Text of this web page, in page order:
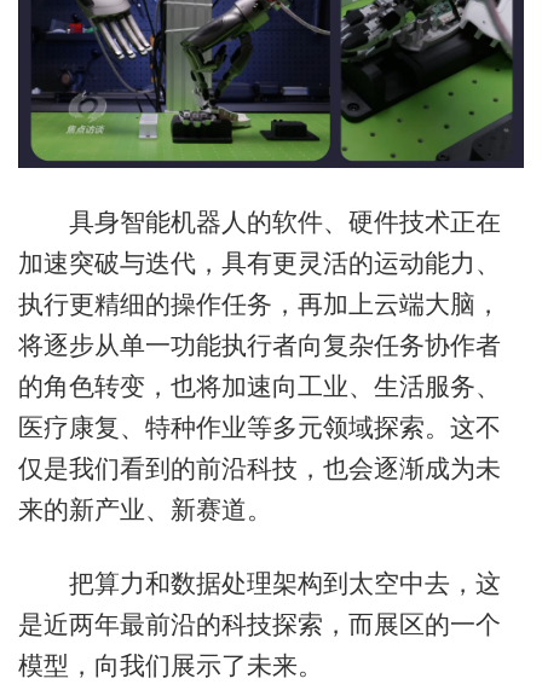
具身智能机器人的软件、硬件技术正在
加速突破与迭代，具有更灵活的运动能力、
执行更精细的操作任务，再加上云端大脑，
将逐步从单一功能执行者向复杂任务协作者
的角色转变，也将加速向工业、生活服务、
医疗康复、特种作业等多元领域探索。这不
仅是我们看到的前沿科技，也会逐渐成为未
来的新产业、新赛道。
把算力和数据处理架构到太空中去，这
是近两年最前沿的科技探索，而展区的一个
模型，向我们展示了未来。